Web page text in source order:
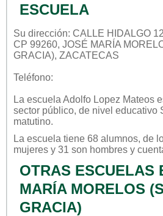
ESCUELA
Su dirección: CALLE HIDALGO
CP 99260, JOSÉ MARÍA
GRACIA), ZACATECAS
Teléfono:
La escuela Adolfo Lopez Mateos
sector público, de nivel educativo
matutino.
La escuela tiene 68 alumnos, de
mujeres y 31 son hombres y
OTRAS ESCUELAS
MARÍA MORELOS
GRACIA)